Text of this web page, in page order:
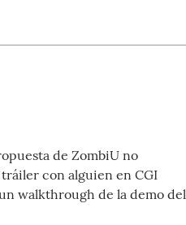
de ZombiU no
con alguien en CGI
walkthrough de la demo del